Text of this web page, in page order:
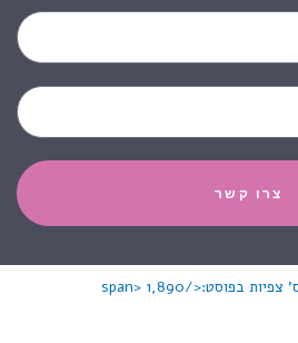
1,890
צרו קשר